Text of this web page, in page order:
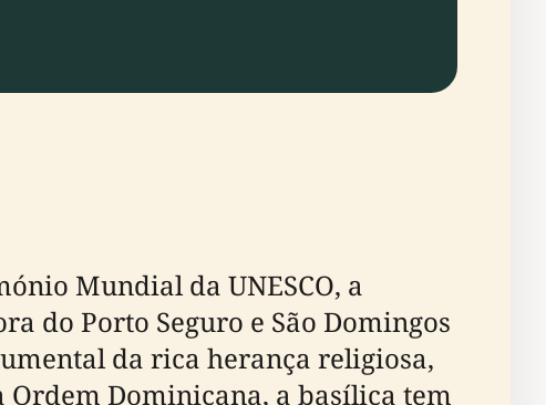
Mundial da UNESCO, a
do Porto Seguro e São Domingos
da rica herança religiosa,
Dominicana, a basílica tem